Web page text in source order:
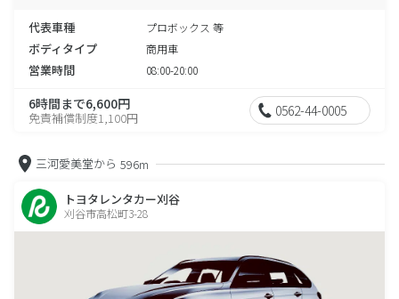
代表車種 プロボックス 等
ボディタイプ 商用車
営業時間 08:00-20:00
6時間まで6,600円
免責補償制度1,100円 0562-44-0005
三河愛美堂から 596m
トヨタレンタカー刈谷
刈谷市高松町3-28